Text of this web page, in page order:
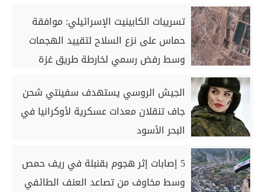
تسريبات الكابينيت الإسرائيلي: موافقة
حماس على نزع السلاح لتقييد الهجمات
وسط رفض رسمي لخارطة طريق غزة
الجيش الروسي يستهدف سفينتي شحن
جاف تنقلان معدات عسكرية لأوكرانيا في
البحر الأسود
5 إصابات إثر هجوم بقنبلة في ريف حمص
وسط مخاوف من تصاعد العنف الطائفي